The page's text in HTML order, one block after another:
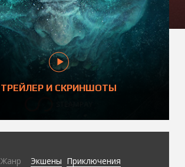
ТРЕЙЛЕР И СКРИНШОТЫ
Жанр Экшены Приключения